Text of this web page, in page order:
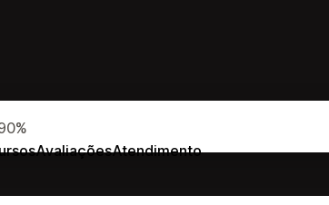
AvaliaçõesAtendimento